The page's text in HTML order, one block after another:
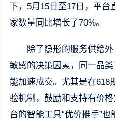
下，5月15日至17日，平台
家数量同比增长了70%。
除了隐形的服务供给
敏感的决策因素，同一品
能加速成交。尤其是在618
验机制，鼓励和支持有价
台的智能工具“优价推手”